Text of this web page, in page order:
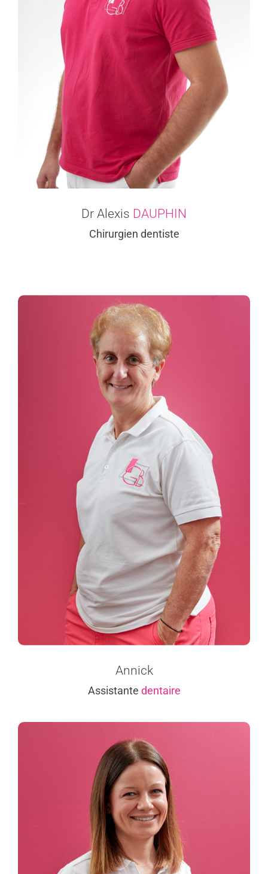
Dr Alexis DAUPHIN
Chirurgien dentiste
Annick
Assistante dentaire